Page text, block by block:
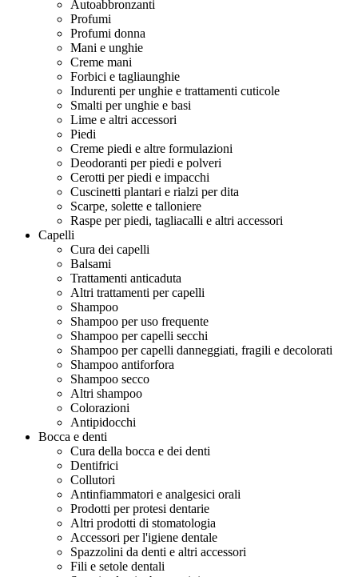
Autoabbronzanti
Profumi
Profumi donna
Mani e unghie
Creme mani
Forbici e tagliaunghie
Indurenti per unghie e trattamenti cuticole
Smalti per unghie e basi
Lime e altri accessori
Piedi
Creme piedi e altre formulazioni
Deodoranti per piedi e polveri
Cerotti per piedi e impacchi
Cuscinetti plantari e rialzi per dita
Scarpe, solette e talloniere
Raspe per piedi, tagliacalli e altri accessori
Capelli
Cura dei capelli
Balsami
Trattamenti anticaduta
Altri trattamenti per capelli
Shampoo
Shampoo per uso frequente
Shampoo per capelli secchi
Shampoo per capelli danneggiati, fragili e decolorati
Shampoo antiforfora
Shampoo secco
Altri shampoo
Colorazioni
Antipidocchi
Bocca e denti
Cura della bocca e dei denti
Dentifrici
Collutori
Antinfiammatori e analgesici orali
Prodotti per protesi dentarie
Altri prodotti di stomatologia
Accessori per l'igiene dentale
Spazzolini da denti e altri accessori
Fili e setole dentali